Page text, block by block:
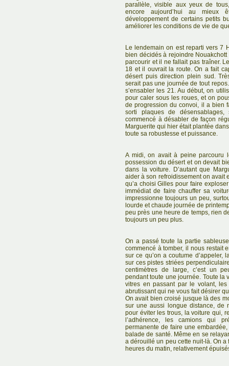
parallèle, visible aux yeux de
encore aujourd’hui au mieux
développement de certains petits
améliorer les conditions de vie de
Le lendemain on est reparti vers 7
bien décidés à rejoindre
parcourir et il ne fallait pas traîner.
18 et il ouvrait la route. On a fait
désert puis direction plein sud.
serait pas une journée de tout
s’ensabler les 21. Au début, on
pour caler sous les roues, et on
de progression du convoi, il a bien
sorti plaques de
commencé à désabler de façon
Marguerite qui hier était plantée
toute sa robustesse et puissance.
A midi, on avait à peine parcouru
possession du désert et on devait
dans la voiture. D’autant que
aider à son refroidissement on avait
qu’a choisi Gilles pour faire
immédiat de faire chauffer sa
impressionne toujours un peu,
lourde et chaude journée de
peu près une heure de temps, rien
toujours un peu plus.
On a passé toute la partie
commencé à tomber, il nous restait
sur ce qu’on a coutume
sur ces pistes striées
centimètres de large, c’est un
pendant toute une journée. Toute la
vitres en passant par le volant,
abrutissant qui ne vous fait désirer
On avait bien croisé jusque là des
sur une aussi longue distance, de
pour éviter les trous, la voiture qui,
l’adhérence, les camions qui
permanente de faire une
balade de santé. Même en se
a dérouillé un peu cette nuit-là. On
heures du matin, relativement